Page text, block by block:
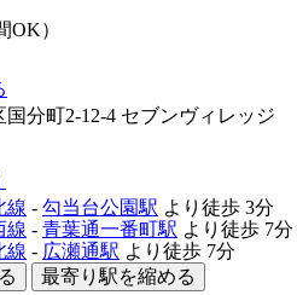
OK）
分町2-12-4 セブンヴィレッジ
線 - 勾当台公園駅 より徒歩 3分
線 - 青葉通一番町駅 より徒歩 7分
線 - 広瀬通駅 より徒歩 7分
最寄り駅を縮める